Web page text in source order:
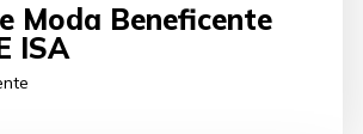
Moda Beneficente
ISA